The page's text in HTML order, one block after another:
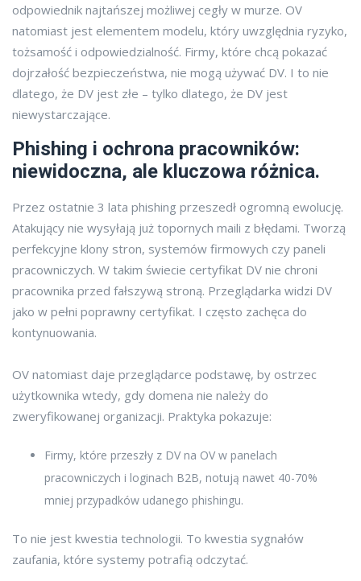
odpowiednik najtańszej możliwej cegły w murze. OV
natomiast jest elementem modelu, który uwzględnia ryzyko,
tożsamość i odpowiedzialność. Firmy, które chcą pokazać
dojrzałość bezpieczeństwa, nie mogą używać DV. I to nie
dlatego, że DV jest złe – tylko dlatego, że DV jest
niewystarczające.
Phishing i ochrona pracowników:
niewidoczna, ale kluczowa różnica.
Przez ostatnie 3 lata phishing przeszedł ogromną ewolucję.
Atakujący nie wysyłają już topornych maili z błędami. Tworzą
perfekcyjne klony stron, systemów firmowych czy paneli
pracowniczych. W takim świecie certyfikat DV nie chroni
pracownika przed fałszywą stroną. Przeglądarka widzi DV
jako w pełni poprawny certyfikat. I często zachęca do
kontynuowania.
OV natomiast daje przeglądarce podstawę, by ostrzec
użytkownika wtedy, gdy domena nie należy do
zweryfikowanej organizacji. Praktyka pokazuje:
Firmy, które przeszły z DV na OV w panelach
pracowniczych i loginach B2B, notują nawet 40-70%
mniej przypadków udanego phishingu.
To nie jest kwestia technologii. To kwestia sygnałów
zaufania, które systemy potrafią odczytać.